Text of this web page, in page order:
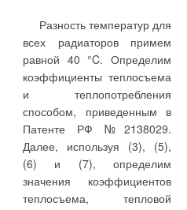
Разность температур для
всех радиаторов примем
равной 40 °C. Определим
коэффициенты теплосъема
и теплопотребления
способом, приведенным в
Патенте РФ №2138029.
Далее, используя (3), (5),
(6) и (7), определим
значения коэффициентов
теплосъема, тепловой